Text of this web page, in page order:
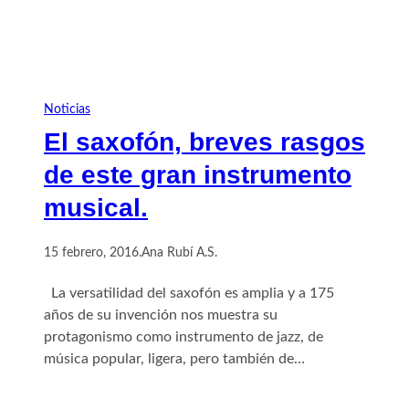
Noticias
El saxofón, breves rasgos
de este gran instrumento
musical.
15 febrero, 2016.Ana Rubí A.S.
La versatilidad del saxofón es amplia y a 175
años de su invención nos muestra su
protagonismo como instrumento de jazz, de
música popular, ligera, pero también de…